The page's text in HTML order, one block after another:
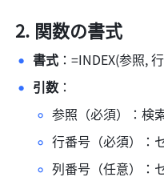
関数の書式
書式 ：=INDEX(参照,
引数 ：
参照（必須）：検
行番号（必須）：
列番号（任意）：